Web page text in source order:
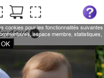
cookies pour les fonctionnalités suivantes
espace membre, statistiques,
OK